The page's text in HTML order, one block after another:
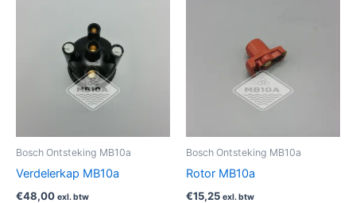
Bosch Ontsteking MB10a
Verdelerkap MB10a
€48,00 exl. btw
Bosch Ontsteking MB10a
Rotor MB10a
€15,25 exl. btw